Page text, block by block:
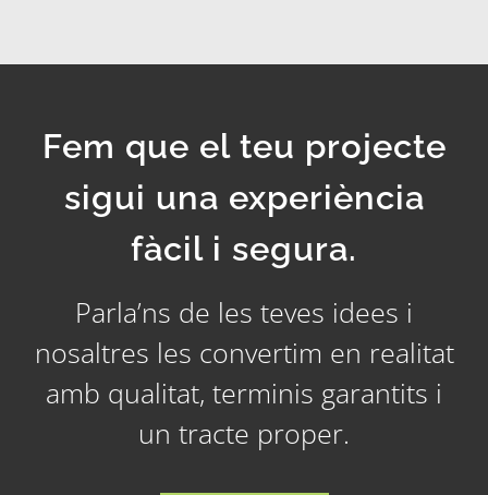
Fem que el teu projecte
sigui una experiència
fàcil i segura.
Parla’ns de les teves idees i
nosaltres les convertim en realitat
amb qualitat, terminis garantits i
un tracte proper.